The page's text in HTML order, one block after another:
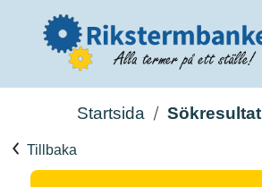
Startsida Sökresultat
Tillbaka